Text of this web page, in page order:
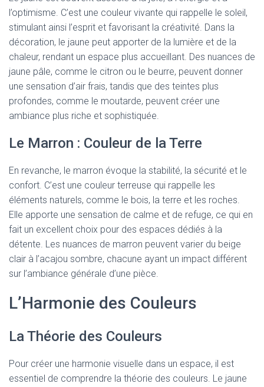
l’optimisme. C’est une couleur vivante qui rappelle le soleil,
stimulant ainsi l’esprit et favorisant la créativité. Dans la
décoration, le jaune peut apporter de la lumière et de la
chaleur, rendant un espace plus accueillant. Des nuances de
jaune pâle, comme le citron ou le beurre, peuvent donner
une sensation d’air frais, tandis que des teintes plus
profondes, comme le moutarde, peuvent créer une
ambiance plus riche et sophistiquée.
Le Marron : Couleur de la Terre
En revanche, le marron évoque la stabilité, la sécurité et le
confort. C’est une couleur terreuse qui rappelle les
éléments naturels, comme le bois, la terre et les roches.
Elle apporte une sensation de calme et de refuge, ce qui en
fait un excellent choix pour des espaces dédiés à la
détente. Les nuances de marron peuvent varier du beige
clair à l’acajou sombre, chacune ayant un impact différent
sur l’ambiance générale d’une pièce.
L’Harmonie des Couleurs
La Théorie des Couleurs
Pour créer une harmonie visuelle dans un espace, il est
essentiel de comprendre la théorie des couleurs. Le jaune